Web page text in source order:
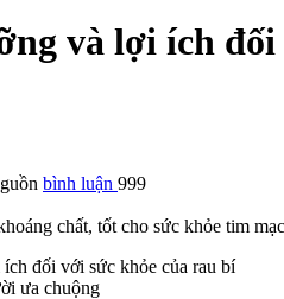
và lợi ích đối
bình luận 999
chất, tốt cho sức khỏe tim
ưa chuộng